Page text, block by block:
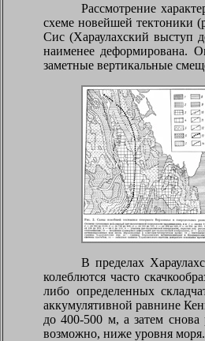
Рассмотрение
схеме новейшей тектоники
Сис (Хараулахский выступ
наименее деформирована.
заметные вертикальные
В пределах
колеблются часто
либо определенных
аккумулятивной равнине
до 400-500 м, а затем
возможно, ниже уровня моря.